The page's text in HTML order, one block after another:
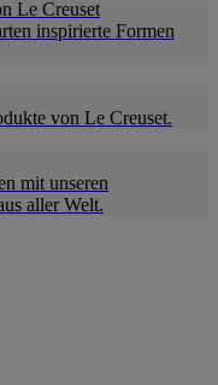
Le Creuset
inspirierte Formen
von Le Creuset.
mit unseren
aller Welt.